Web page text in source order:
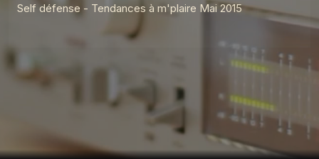
Self défense - Tendances à m'plaire Mai 2015